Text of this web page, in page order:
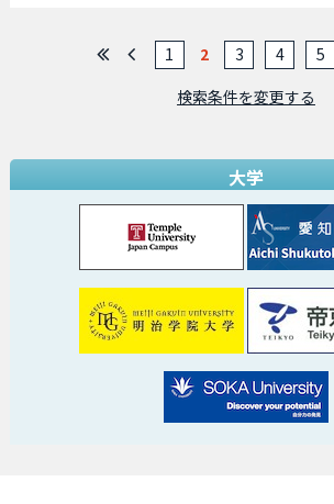
1 2 3 4
5
検索条件を変更する
大学